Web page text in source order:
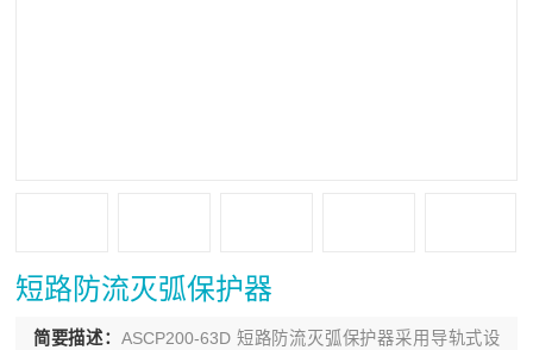
短路防流灭弧保护器
简要描述： ASCP200-63D 短路防流灭弧保护器采用导轨式设